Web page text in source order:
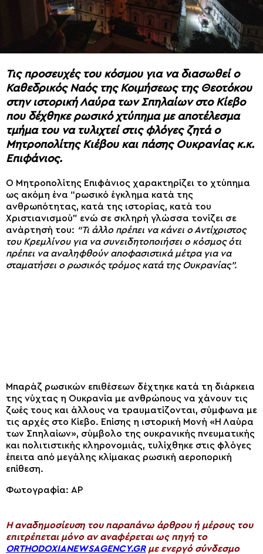
Τις προσευχές του κόσμου για να διασωθεί ο
Καθεδρικός Ναός της Κοιμήσεως της Θεοτόκου
στην ιστορική Λαύρα των Σπηλαίων στο Κίεβο
που δέχθηκε ρωσικό χτύπημα με αποτέλεσμα
τμήμα του να τυλιχτεί στις φλόγες ζητά ο
Μητροπολίτης Κιέβου και πάσης Ουκρανίας κ.κ.
Επιφάνιος.
Ο Μητροπολίτης Επιφάνιος χαρακτηρίζει το χτύπημα
ως ακόμη ένα “ρωσικό έγκλημα κατά της
ανθρωπότητας, κατά της ιστορίας, κατά του
Χριστιανισμού” ενώ σε σκληρή γλώσσα τονίζει σε
ανάρτησή του: “Τι άλλο πρέπει να κάνει ο Αντίχριστος
του Κρεμλίνου για να συνειδητοποιήσει ο κόσμος ότι
πρέπει να αναληφθούν αποφασιστικά μέτρα για να
σταματήσει ο ρωσικός τρόμος κατά της Ουκρανίας”.
Μπαράζ ρωσικών επιθέσεων δέχτηκε κατά τη διάρκεια
της νύχτας η Ουκρανία με ανθρώπους να χάνουν τις
ζωές τους και άλλους να τραυματίζονται, σύμφωνα με
τις αρχές στο Κίεβο. Επίσης η ιστορική Μονή «Η Λαύρα
των Σπηλαίων», σύμβολο της ουκρανικής πνευματικής
και πολιτιστικής κληρονομιάς, τυλίχθηκε στις φλόγες
έπειτα από μεγάλης κλίμακας ρωσική αεροπορική
επίθεση.
Φωτογραφία: AP
H αναδημοσίευση του παραπάνω άρθρου ή μέρους του
επιτρέπεται μόνο αν αναφέρεται ως πηγή το
ORTHODOXIANEWSAGENCY.GRμε ενεργό σύνδεσμο